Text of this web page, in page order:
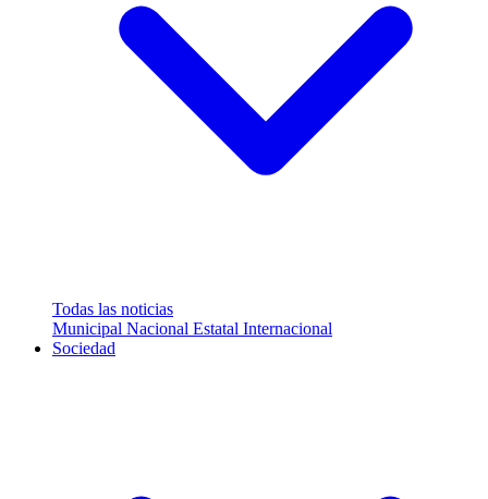
Todas las noticias
Municipal Nacional Estatal Internacional
Sociedad